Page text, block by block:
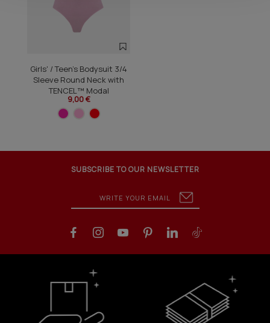
Girls' / Teen's Bodysuit 3/4
Sleeve Round Neck with
TENCEL™ Modal
9,00 €
SUBSCRIBE TO OUR NEWSLETTER